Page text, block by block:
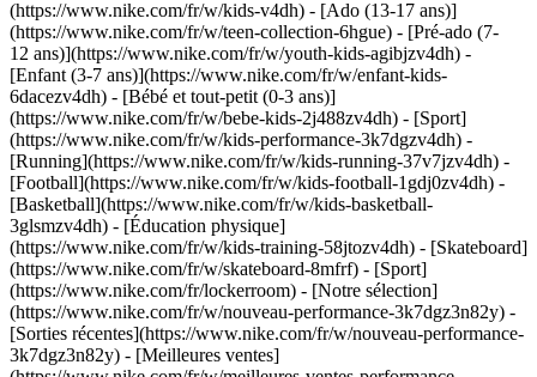
(https://www.nike.com/fr/w/kids-v4dh) - [Ado (13-17 ans)]
(https://www.nike.com/fr/w/teen-collection-6hgue) - [Pré-ado (7-
12 ans)](https://www.nike.com/fr/w/youth-kids-agibjzv4dh) -
[Enfant (3-7 ans)](https://www.nike.com/fr/w/enfant-kids-
6dacezv4dh) - [Bébé et tout-petit (0-3 ans)]
(https://www.nike.com/fr/w/bebe-kids-2j488zv4dh) - [Sport]
(https://www.nike.com/fr/w/kids-performance-3k7dgzv4dh) -
[Running](https://www.nike.com/fr/w/kids-running-37v7jzv4dh) -
[Football](https://www.nike.com/fr/w/kids-football-1gdj0zv4dh) -
[Basketball](https://www.nike.com/fr/w/kids-basketball-
3glsmzv4dh) - [Éducation physique]
(https://www.nike.com/fr/w/kids-training-58jtozv4dh) - [Skateboard]
(https://www.nike.com/fr/w/skateboard-8mfrf) - [Sport]
(https://www.nike.com/fr/lockerroom) - [Notre sélection]
(https://www.nike.com/fr/w/nouveau-performance-3k7dgz3n82y) -
[Sorties récentes](https://www.nike.com/fr/w/nouveau-performance-
3k7dgz3n82y) - [Meilleures ventes]